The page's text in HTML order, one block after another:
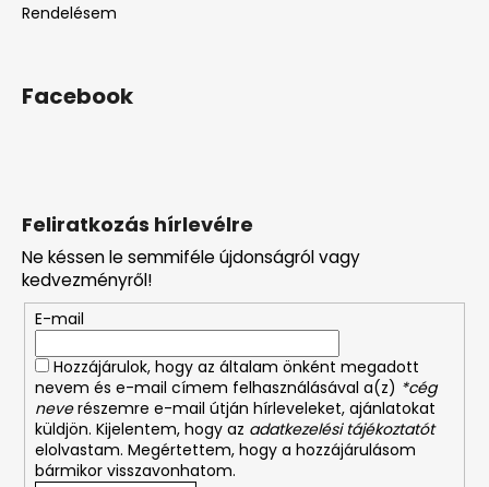
Feliratkozás hírlevélre
Ne késsen le semmiféle újdonságról vagy
kedvezményről!
E-mail
Hozzájárulok, hogy az általam önként megadott
nevem és e-mail címem felhasználásával a(z) *cég
neverészemre e-mail útján hírleveleket, ajánlatokat
küldjön. Kijelentem, hogy az adatkezelési tájékoztatót
elolvastam. Megértettem, hogy a hozzájárulásom
bármikor visszavonhatom.
Rendelésem
Facebook